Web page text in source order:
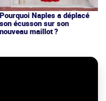
Pourquoi Naples a déplacé
son écusson sur son
nouveau maillot ?